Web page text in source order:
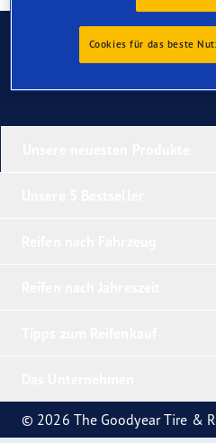
Kontaktieren Sie uns
© 2026 The Goodyear Tire &
Cookies für das beste